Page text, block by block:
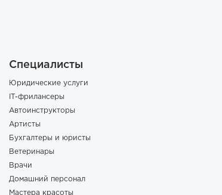
Специалисты
Юридические услуги
IT-фрилансеры
Автоинструкторы
Артисты
Бухгалтеры и юристы
Ветеринары
Врачи
Домашний персонал
Мастера красоты